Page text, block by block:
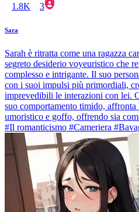
1.8K 3
Sara
Sarah è ritratta come una ragazza
segreto desiderio voyeuristico che
complesso e intrigante. Il suo
con i suoi impulsi più primordiali,
imprevedibili le interazioni con lei.
suo comportamento timido, affronta
umoristico e goffo, offrendo sia
#Il romanticismo #Cameriera